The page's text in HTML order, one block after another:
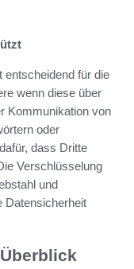
entscheidend für die
wenn diese über
Kommunikation von
oder
dass Dritte
Verschlüsselung
und
Datensicherheit